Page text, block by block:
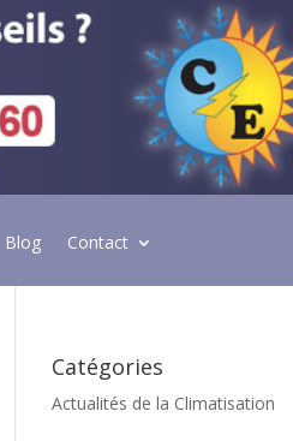
Blog Contact
Catégories
Actualités de la Climatisation